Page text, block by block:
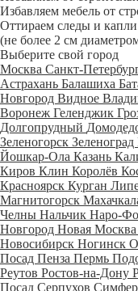
Избавляем мебель от
Оттираем следы и
(не более 2 см
Выберите свой город
Москва Санкт-
Астрахань Балашиха
Новгород Видное
Воронеж Геленджик
Долгопрудный
Зеленогорск Зеленоград
Йошкар-Ола Казань
Киров Клин Королёв
Красноярск Курган
Магнитогорск
Челны Нальчик Наро-
Новгород Новая Москва
Новосибирск Ногинск
Посад Пенза Пермь
Реутов Ростов-на-Дону
Посад Серпухов